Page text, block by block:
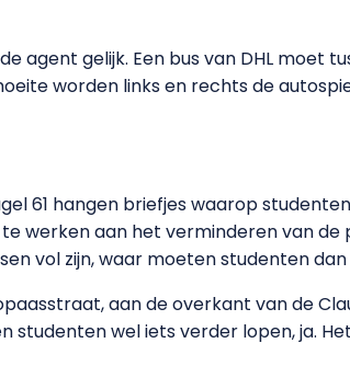
agent gelijk. Een bus van DHL moet
worden links en rechts de
61 hangen briefjes waarop
werken aan het verminderen van
vol zijn, waar moeten studenten
aan de overkant van de
studenten wel iets verder lopen, ja.